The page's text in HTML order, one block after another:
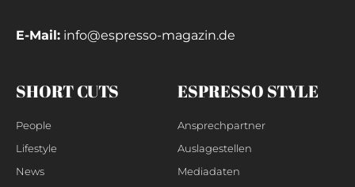
E-Mail: info@espresso-magazin.de
SHORT CUTS
People
Lifestyle
News
ESPRESSO STYLE
Ansprechpartner
Auslagestellen
Mediadaten